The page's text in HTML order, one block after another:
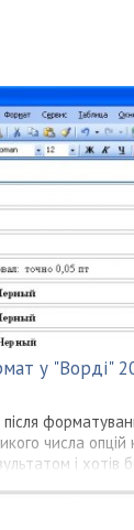
у "Ворді"
числа опцій
і хотів